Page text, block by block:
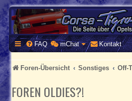
CORSA-TIGRA.DE
Homepage und Forum rund um Opel
FAQ mChat Kontakt
Foren-Übersicht Sonstiges Off-
FOREN OLDIES?!